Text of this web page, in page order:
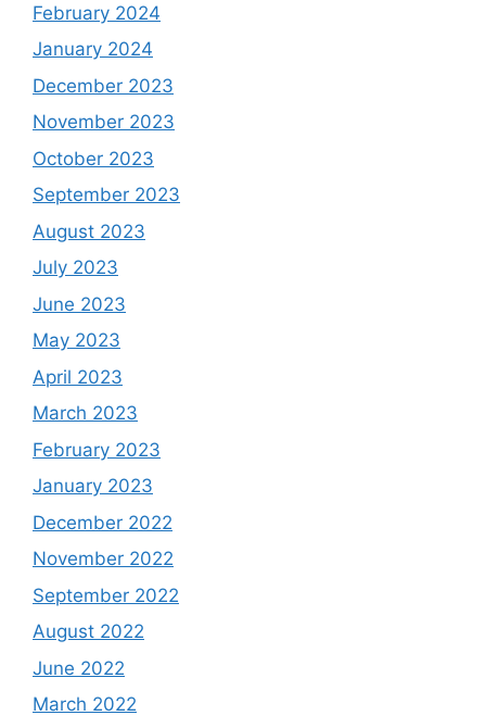
February 2024
January 2024
December 2023
November 2023
October 2023
September 2023
August 2023
July 2023
June 2023
May 2023
April 2023
March 2023
February 2023
January 2023
December 2022
November 2022
September 2022
August 2022
June 2022
March 2022